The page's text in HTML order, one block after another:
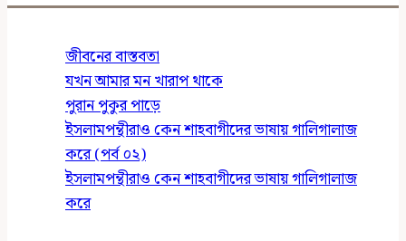
জীবনের বাস্তবতা
যখন আমার মন খারাপ থাকে
পুরান পুকুর পাড়ে
ইসলামপন্থীরাও কেন শাহবাগীদের ভাষায় গালিগালাজ
করে (পর্ব ০২)
ইসলামপন্থীরাও কেন শাহবাগীদের ভাষায় গালিগালাজ
করে